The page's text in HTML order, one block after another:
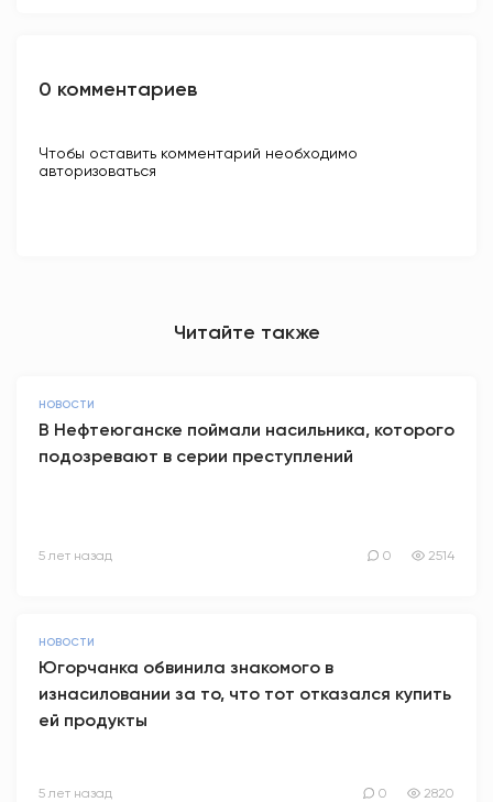
0 комментариев
Чтобы оставить комментарий необходимо
авторизоваться
Читайте также
НОВОСТИ
В Нефтеюганске поймали насильника, которого
подозревают в серии преступлений
5 лет назад 0 2514
НОВОСТИ
Югорчанка обвинила знакомого в
изнасиловании за то, что тот отказался купить
ей продукты
5 лет назад 0 2820